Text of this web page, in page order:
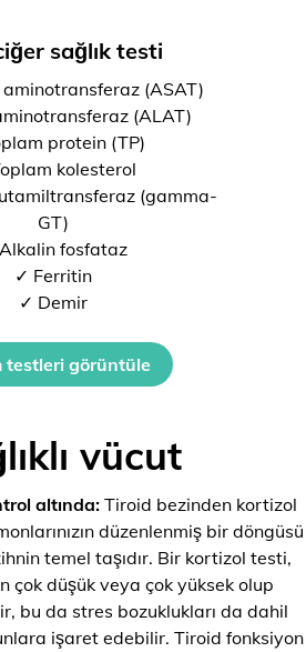
sağlık testi
(ASAT)
(ALAT)
protein (TP)
kolesterol
(gamma-
GT)
fosfataz
✓ Ferritin
✓ Demir
testleri görüntüle
vücut
altında:Tiroid bezinden kortizol
düzenlenmiş bir döngüsü
temel taşıdır. Bir kortizol testi,
çok düşük veya çok yüksek olup
bu da stres bozuklukları da dahil
işaret edebilir. Tiroid fonksiyon